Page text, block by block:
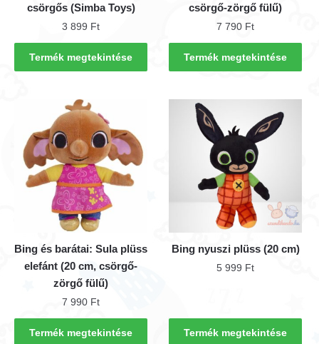
csörgős (Simba Toys)
3 899 Ft
Termék megtekintése
csörgő-zörgő fülű)
7 790 Ft
Termék megtekintése
Bing és barátai: Sula plüss
elefánt (20 cm, csörgő-
zörgő fülű)
7 990 Ft
Termék megtekintése
Bing nyuszi plüss (20 cm)
5 999 Ft
Termék megtekintése